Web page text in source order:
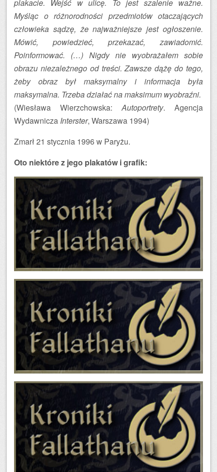
plakacie. Wejść w ulicę. To jest szalenie ważne.
Myśląc o różnorodności przedmiotów otaczających
człowieka sądzę, że najważniejsze jest ogłoszenie.
Mówić, powiedzieć, przekazać, zawiadomić.
Poinformować. (…) Nigdy nie wyobrażałem sobie
obrazu niezależnego od treści. Zawsze dążę do tego,
żeby obraz był maksymalny i informacja była
maksymalna. Trzeba działać na maksimum wyobraźni.
(Wiesława Wierzchowska:Autoportrety. Agencja
Wydawnicza Interster, Warszawa 1994)
Zmarł 21 stycznia 1996 w Paryżu.
Oto niektóre z jego plakatów i grafik: